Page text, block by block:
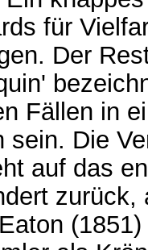
für
Der
Fällen in
sein. Die
auf das
zurück,